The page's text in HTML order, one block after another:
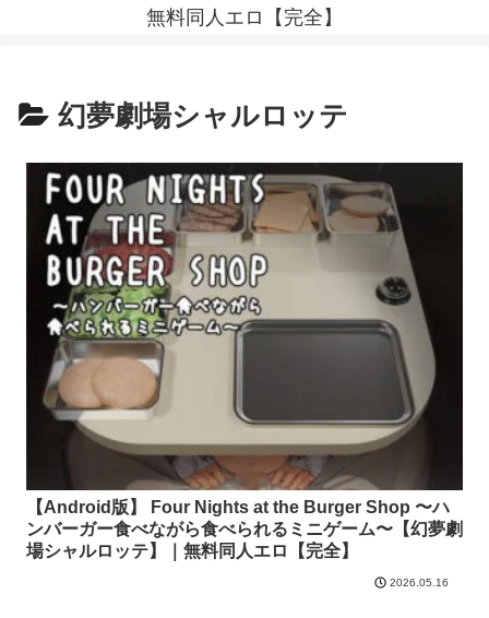
無料同人エロ【完全】
幻夢劇場シャルロッテ
【Android版】 Four Nights at the Burger Shop 〜ハ
ンバーガー食べながら食べられるミニゲーム〜【幻夢劇
場シャルロッテ】｜無料同人エロ【完全】
2026.05.16